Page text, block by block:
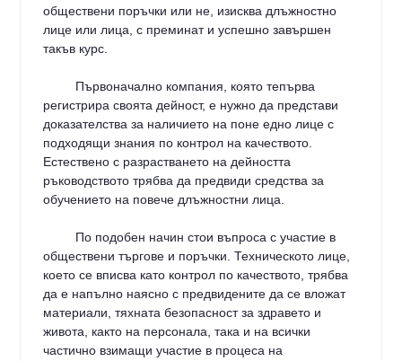
обществени поръчки или не, изисква длъжностно
лице или лица, с преминат и успешно завършен
такъв курс.
Първоначално компания, която тепърва
регистрира своята дейност, е нужно да представи
доказателства за наличието на поне едно лице с
подходящи знания по контрол на качеството.
Естествено с разрастването на дейността
ръководството трябва да предвиди средства за
обучението на повече длъжностни лица.
По подобен начин стои въпроса с участие в
обществени търгове и поръчки. Техническото лице,
което се вписва като контрол по качеството, трябва
да е напълно наясно с предвидените да се вложат
материали, тяхната безопасност за здравето и
живота, както на персонала, така и на всички
частично взимащи участие в процеса на